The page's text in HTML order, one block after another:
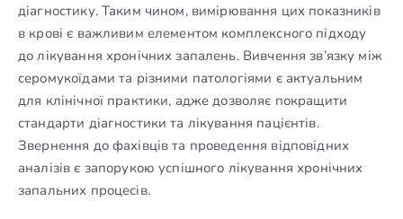
діагностику. Таким чином, вимірювання цих показників
в крові є важливим елементом комплексного підходу
до лікування хронічних запалень. Вивчення зв’язку між
серомукоїдами та різними патологіями є актуальним
для клінічної практики, адже дозволяє покращити
стандарти діагностики та лікування пацієнтів.
Звернення до фахівців та проведення відповідних
аналізів є запорукою успішного лікування хронічних
запальних процесів.